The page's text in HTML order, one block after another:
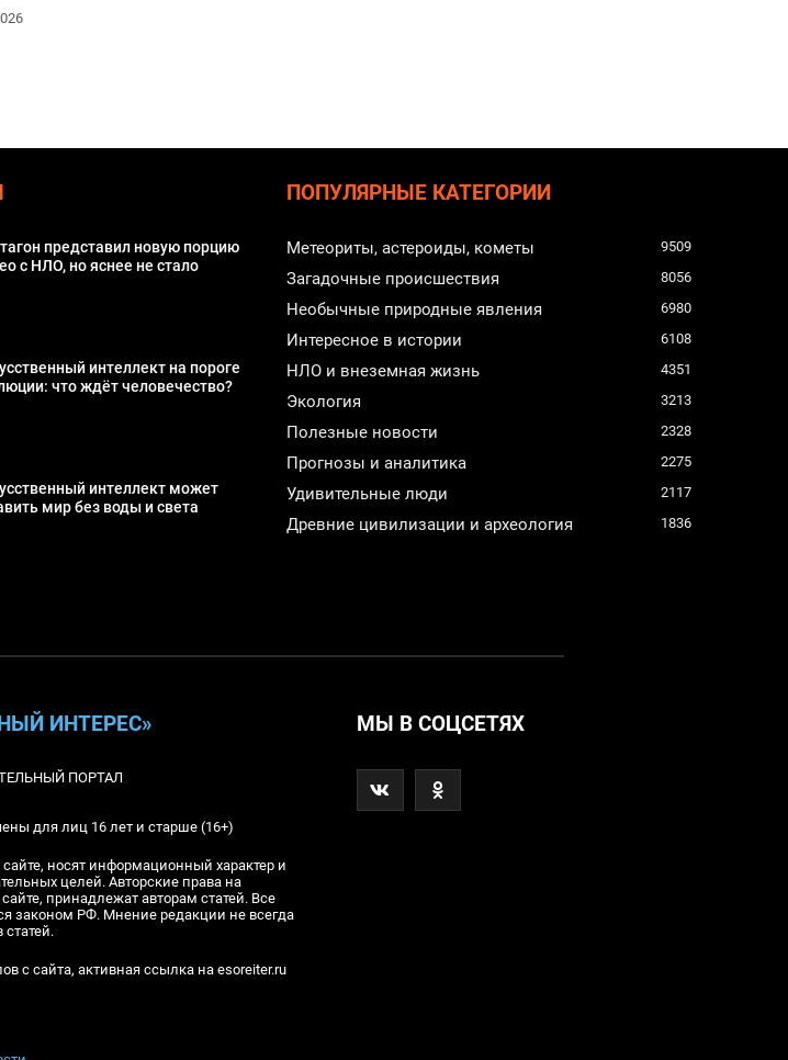
представил новую порцию
с НЛО, но яснее не стало
интеллект на пороге
что ждёт человечество?
интеллект может
мир без воды и света
ПОПУЛЯРНЫЕ КАТЕГОРИИ
Метеориты, астероиды, кометы 9509
Загадочные происшествия 8056
Необычные природные явления 6980
Интересное в истории 6108
НЛО и внеземная жизнь 4351
Экология 3213
Полезные новости 2328
Прогнозы и аналитика 2275
Удивительные люди 2117
Древние цивилизации и археология 1836
ИНТЕРЕС»
ПОРТАЛ
для лиц 16 лет и старше (16+)
носят информационный характер и
целей. Авторские права на
принадлежат авторам статей. Все
законом РФ. Мнение редакции не всегда
с сайта, активная ссылка на esoreiter.ru
МЫ В СОЦСЕТЯХ